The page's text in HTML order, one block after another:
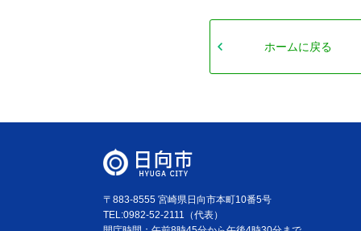
ホームに戻る
〒883-8555 宮崎県日向市本町10番5号
TEL:0982-52-2111（代表）